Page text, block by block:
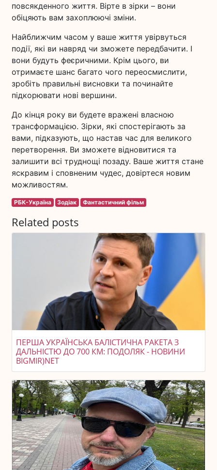
повсякденного життя. Вірте в зірки – вони
обіцяють вам захоплюючі зміни.
Найближчим часом у ваше життя увірвуться
події, які ви навряд чи зможете передбачити. І
вони будуть феєричними. Крім цього, ви
отримаєте шанс багато чого переосмислити,
зробіть правильні висновки та починайте
підкорювати нові вершини.
До кінця року ви будете вражені власною
трансформацією. Зірки, які спостерігають за
вами, підказують, що настав час для великого
перетворення. Ви зможете відновитися та
залишити всі труднощі позаду. Ваше життя стане
яскравим і сповненим чудес, довіртеся новим
можливостям.
РБК-Україна Зодіак Фантастичний фільм
Related posts
ПЕРША УКРАЇНСЬКА БАЛІСТИЧНА РАКЕТА З
ДАЛЬНІСТЮ ДО 700 КМ: ПОДОЛЯК - НОВИНИ
BIGMIR)NET